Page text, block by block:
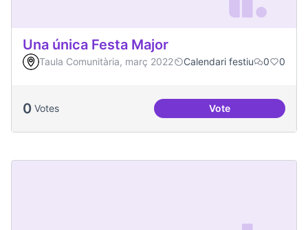
Una única Festa Major
Taula Comunitària, març 2022 Calendari festiu 0 0
0 Votes VoteUna única Festa